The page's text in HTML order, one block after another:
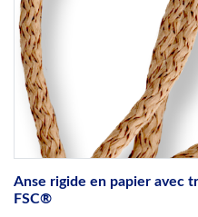
Anse rigide en papier avec
FSC®